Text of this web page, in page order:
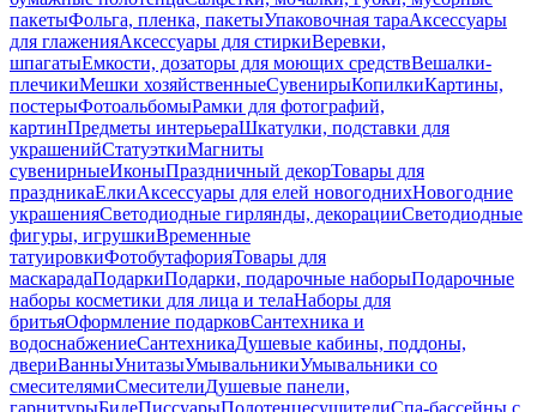
пакетыФольга, пленка, пакетыУпаковочная тараАксессуары
для глаженияАксессуары для стиркиВеревки,
шпагатыЕмкости, дозаторы для моющих средствВешалки-
плечикиМешки хозяйственныеСувенирыКопилкиКартины,
постерыФотоальбомыРамки для фотографий,
картинПредметы интерьераШкатулки, подставки для
украшенийСтатуэткиМагниты
сувенирныеИконыПраздничный декорТовары для
праздникаЕлкиАксессуары для елей новогоднихНовогодние
украшенияСветодиодные гирлянды, декорацииСветодиодные
фигуры, игрушкиВременные
татуировкиФотобутафорияТовары для
маскарадаПодаркиПодарки, подарочные наборыПодарочные
наборы косметики для лица и телаНаборы для
бритьяОформление подарковСантехника и
водоснабжениеСантехникаДушевые кабины, поддоны,
двериВанныУнитазыУмывальникиУмывальники со
смесителямиСмесителиДушевые панели,
гарнитурыБидеПиссуарыПолотенцесушителиСпа-бассейны с